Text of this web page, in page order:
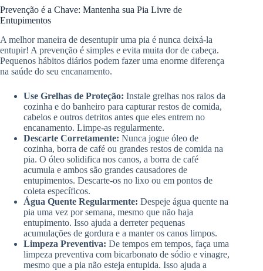
Prevenção é a Chave: Mantenha sua Pia Livre de
Entupimentos
A melhor maneira de desentupir uma pia é nunca deixá-la
entupir! A prevenção é simples e evita muita dor de cabeça.
Pequenos hábitos diários podem fazer uma enorme diferença
na saúde do seu encanamento.
Use Grelhas de Proteção: Instale grelhas nos ralos da
cozinha e do banheiro para capturar restos de comida,
cabelos e outros detritos antes que eles entrem no
encanamento. Limpe-as regularmente.
Descarte Corretamente: Nunca jogue óleo de
cozinha, borra de café ou grandes restos de comida na
pia. O óleo solidifica nos canos, a borra de café
acumula e ambos são grandes causadores de
entupimentos. Descarte-os no lixo ou em pontos de
coleta específicos.
Água Quente Regularmente: Despeje água quente na
pia uma vez por semana, mesmo que não haja
entupimento. Isso ajuda a derreter pequenas
acumulações de gordura e a manter os canos limpos.
Limpeza Preventiva: De tempos em tempos, faça uma
limpeza preventiva com bicarbonato de sódio e vinagre,
mesmo que a pia não esteja entupida. Isso ajuda a